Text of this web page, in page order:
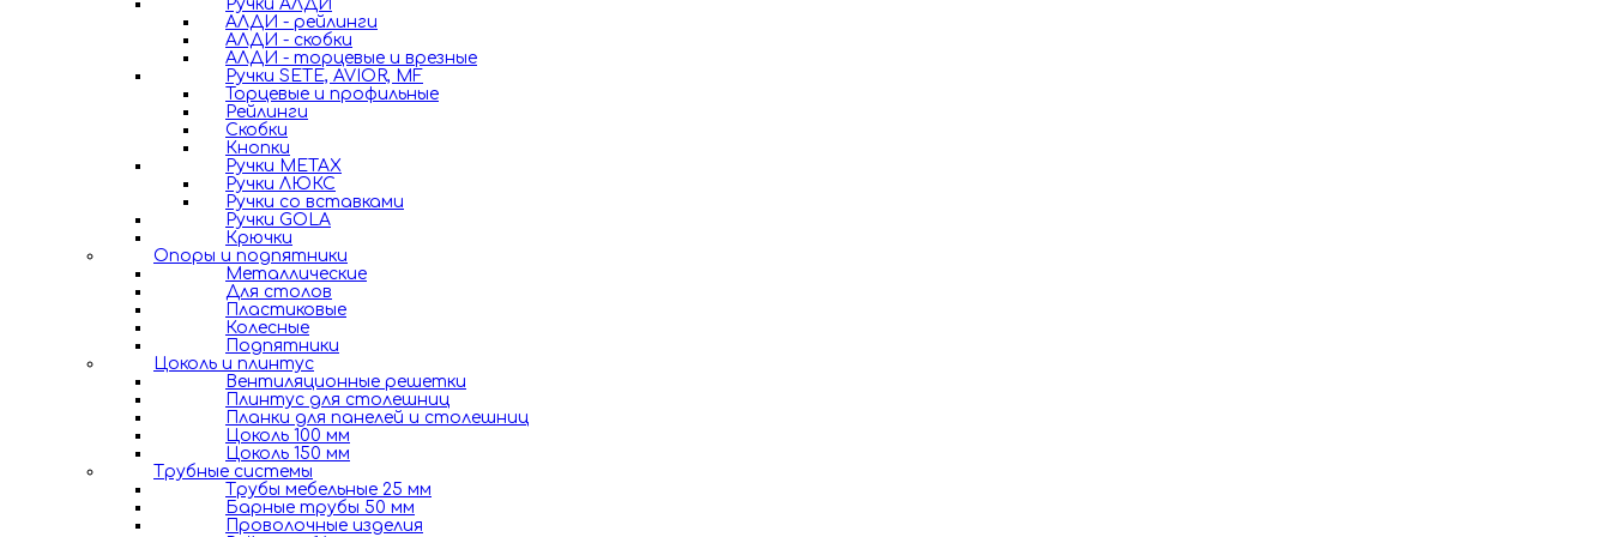
Ручки АЛДИ
АЛДИ - рейлинги
АЛДИ - скобки
АЛДИ - торцевые и врезные
Ручки SETE, AVIOR, MF
Торцевые и профильные
Рейлинги
Скобки
Кнопки
Ручки METAX
Ручки ЛЮКС
Ручки со вставками
Ручки GOLA
Крючки
Опоры и подпятники
Металлические
Для столов
Пластиковые
Колесные
Подпятники
Цоколь и плинтус
Вентиляционные решетки
Плинтус для столешниц
Планки для панелей и столешниц
Цоколь 100 мм
Цоколь 150 мм
Трубные системы
Трубы мебельные 25 мм
Барные трубы 50 мм
Проволочные изделия